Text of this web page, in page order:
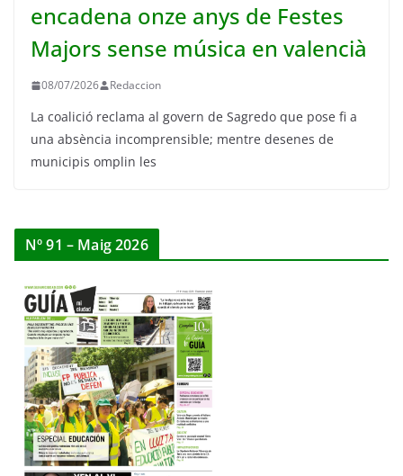
encadena onze anys de Festes
Majors sense música en valencià
08/07/2026 Redaccion
La coalició reclama al govern de Sagredo que pose fi a
una absència incomprensible; mentre desenes de
municipis omplin les
Nº 91 – Maig 2026